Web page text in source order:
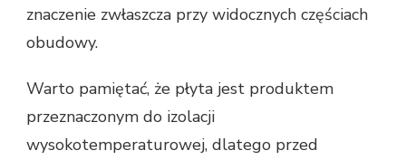
znaczenie zwłaszcza przy widocznych częściach
obudowy.
Warto pamiętać, że płyta jest produktem
przeznaczonym do izolacji
wysokotemperaturowej, dlatego przed